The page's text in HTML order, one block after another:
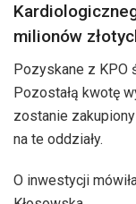
milionów
Pozyskane z KPO
Pozostałą kwotę
zostanie
na te oddziały.
O inwestycji